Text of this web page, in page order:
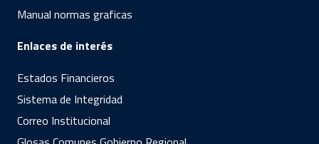
Manual normas graficas
Enlaces de interés
Estados Financieros
Sistema de Integridad
Correo Institucional